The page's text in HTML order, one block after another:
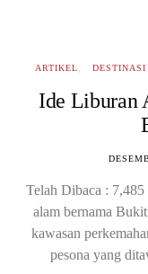
ARTIKEL DESTINASI
Ide Liburan
Telah Dibaca :
alam bernama
kawasan
pesona yang